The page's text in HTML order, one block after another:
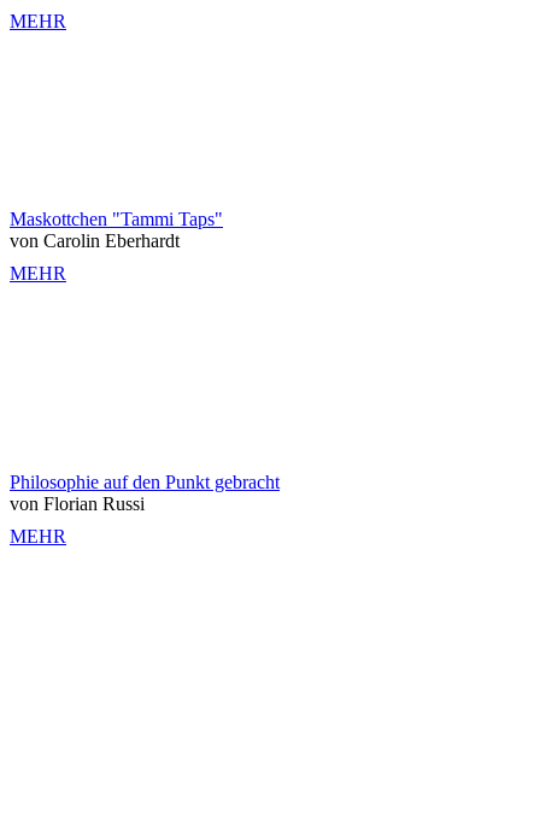
MEHR
Maskottchen "Tammi Taps"
von Carolin Eberhardt
MEHR
Philosophie auf den Punkt gebracht
von Florian Russi
MEHR